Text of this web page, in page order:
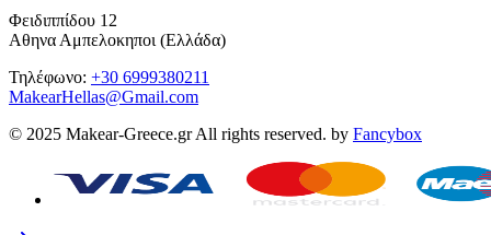
Φειδιππίδου 12
Αθηνα Αμπελοκηποι (Ελλάδα)
Τηλέφωνο: +30 6999380211
MakearHellas@Gmail.com
© 2025 Makear-Greece.gr All rights reserved. by Fancybox